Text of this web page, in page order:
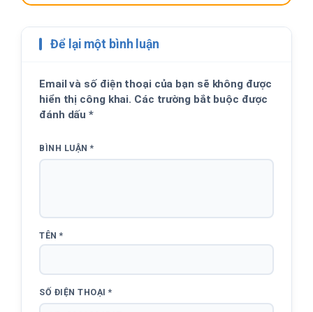
Để lại một bình luận
Email và số điện thoại của bạn sẽ không được
hiển thị công khai. Các trường bắt buộc được
đánh dấu*
BÌNH LUẬN*
TÊN*
SỐ ĐIỆN THOẠI*